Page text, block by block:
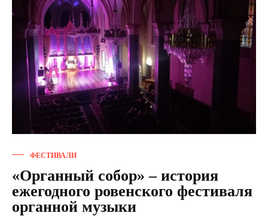
ФЕСТИВАЛИ
«Органный собор» – история
ежегодного ровенского фестиваля
органной музыки